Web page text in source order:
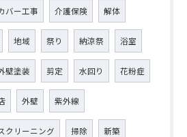
バー工事 介護保険 解体
地域 祭り 納涼祭 浴室
壁塗装 剪定 水回り 花粉症
外壁 紫外線
クリーニング 掃除 新築